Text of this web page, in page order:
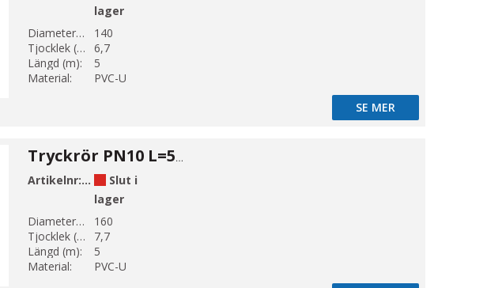
lager
Diameter 1 (mm):
140
Tjocklek (mm):
6,7
Längd (m):
5
Material:
PVC-U
SE MER
Tryckrör PN10 L=5m Ø160
Artikelnr:AP1-160-1
Slut i
lager
Diameter 1 (mm):
160
Tjocklek (mm):
7,7
Längd (m):
5
Material:
PVC-U